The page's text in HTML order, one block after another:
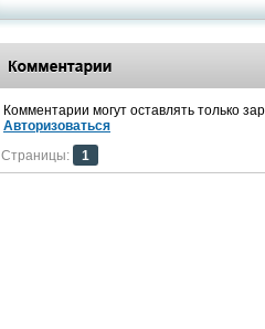
Комментарии могут оставлять только
Авторизоваться
Страницы:
1